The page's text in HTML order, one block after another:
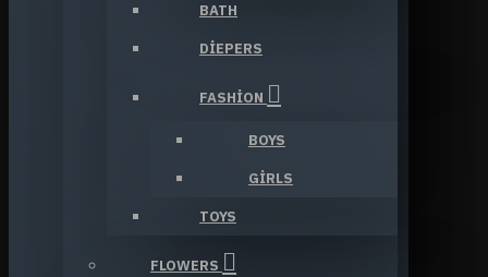
BATH
DIEPERS
FASHION
BOYS
GIRLS
TOYS
FLOWERS